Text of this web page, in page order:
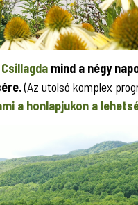
mind a négy
(Az utolsó komplex
a honlapjukon a